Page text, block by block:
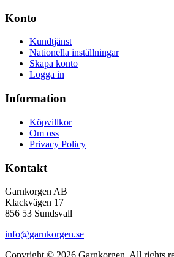
Konto
Kundtjänst
Nationella inställningar
Skapa konto
Logga in
Information
Köpvillkor
Om oss
Privacy Policy
Kontakt
Garnkorgen AB
Klackvägen 17
856 53 Sundsvall
info@garnkorgen.se